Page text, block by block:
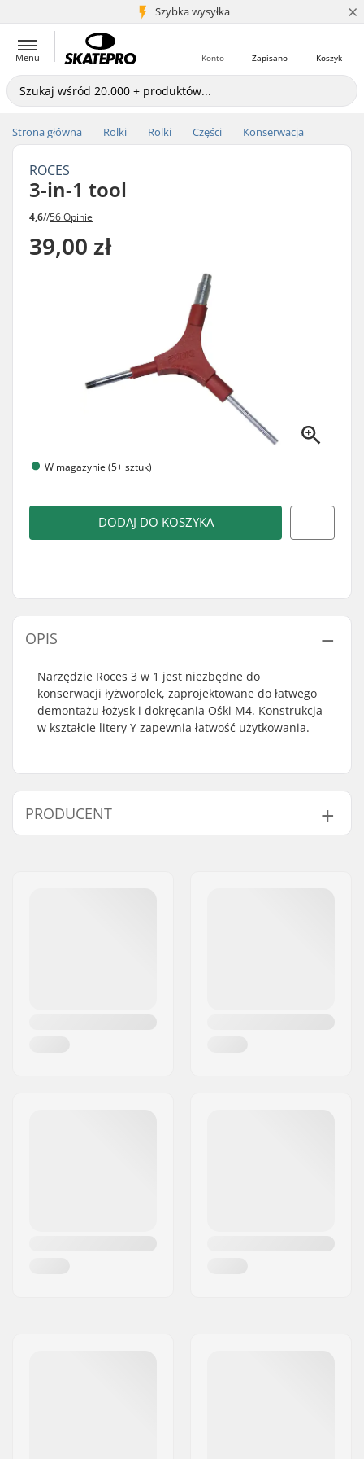
Szybka wysyłka
5+ mln klientów ×
Menu Koszyk
Zapisano
Konto
Strona główna Rolki Rolki Części Konserwacja
ROCES
3-in-1 tool
4,6//56 Opinie
39,00 zł
W magazynie (5+ sztuk)
DODAJ DO KOSZYKA
OPIS
Narzędzie Roces 3 w 1 jest niezbędne do
konserwacji łyżworolek, zaprojektowane do łatwego
demontażu łożysk i dokręcania Ośki M4. Konstrukcja
w kształcie litery Y zapewnia łatwość użytkowania.
PRODUCENT